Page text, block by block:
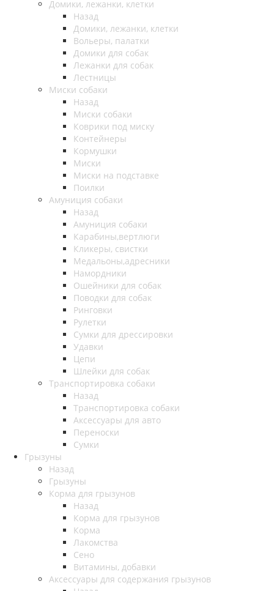
Домики, лежанки, клетки
Назад
Домики, лежанки, клетки
Вольеры, палатки
Домики для собак
Лежанки для собак
Лестницы
Миски собаки
Назад
Миски собаки
Коврики под миску
Контейнеры
Кормушки
Миски
Миски на подставке
Поилки
Амуниция собаки
Назад
Амуниция собаки
Карабины,вертлюги
Кликеры, свистки
Медальоны,адресники
Намордники
Ошейники для собак
Поводки для собак
Ринговки
Рулетки
Сумки для дрессировки
Удавки
Цепи
Шлейки для собак
Транспортировка собаки
Назад
Транспортировка собаки
Аксессуары для авто
Переноски
Сумки
Грызуны
Назад
Грызуны
Корма для грызунов
Назад
Корма для грызунов
Корма
Лакомства
Сено
Витамины, добавки
Аксессуары для содержания грызунов